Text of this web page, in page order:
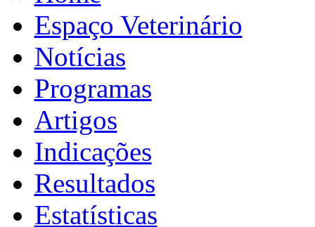
Espaço Veterinário
Notícias
Programas
Artigos
Indicações
Resultados
Estatísticas